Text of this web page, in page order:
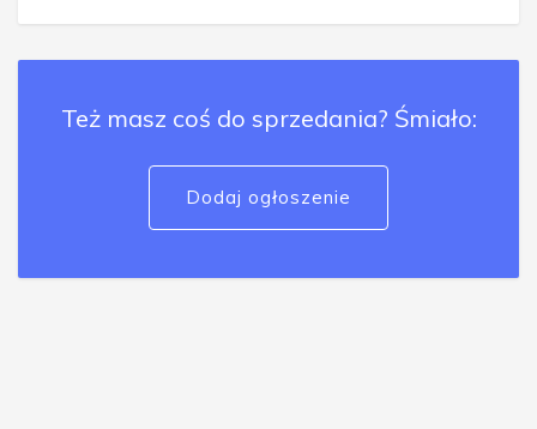
Też masz coś do sprzedania? Śmiało:
Dodaj ogłoszenie